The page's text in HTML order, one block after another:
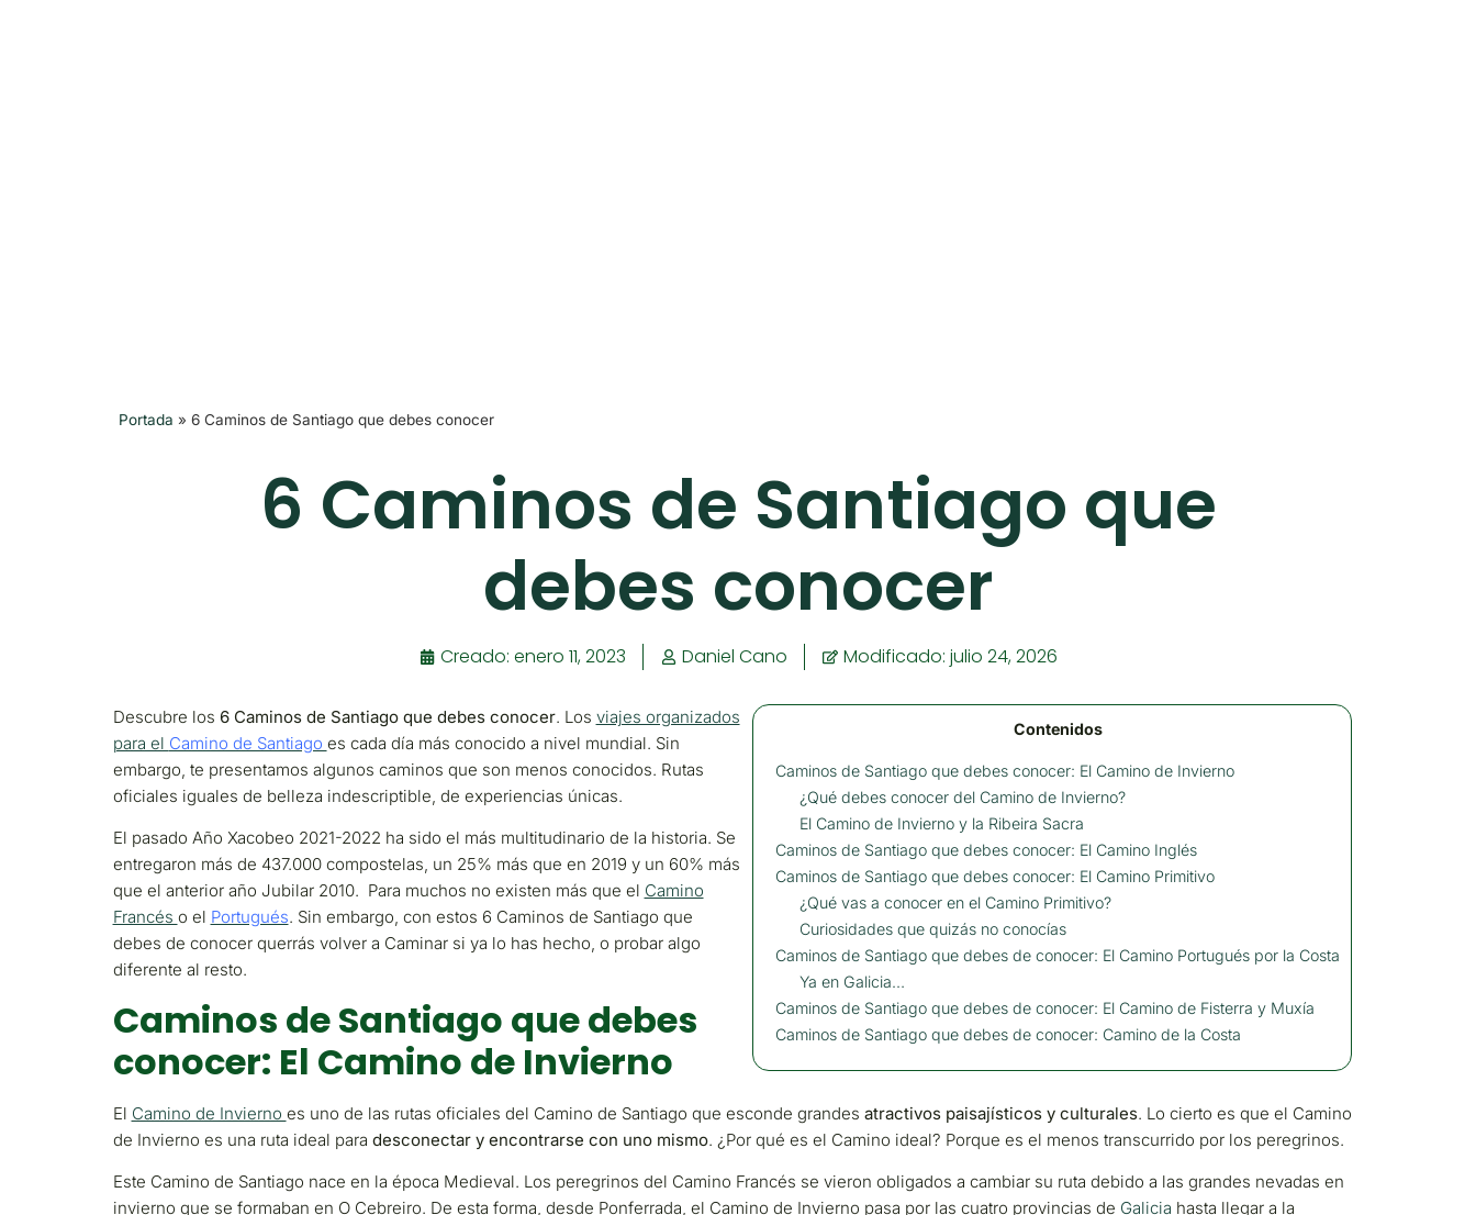
Portada » 6 Caminos de Santiago que debes conocer
6 Caminos de Santiago que
debes conocer
Creado: enero 11, 2023 Daniel Cano Modificado: julio 24, 2026
Contenidos
Caminos de Santiago que debes conocer: El Camino de Invierno
¿Qué debes conocer del Camino de Invierno?
El Camino de Invierno y la Ribeira Sacra
Caminos de Santiago que debes conocer: El Camino Inglés
Caminos de Santiago que debes conocer: El Camino Primitivo
¿Qué vas a conocer en el Camino Primitivo?
Curiosidades que quizás no conocías
Caminos de Santiago que debes de conocer: El Camino Portugués por la Costa
Ya en Galicia…
Caminos de Santiago que debes de conocer: El Camino de Fisterra y Muxía
Caminos de Santiago que debes de conocer: Camino de la Costa
Descubre los 6 Caminos de Santiago que debes conocer. Los viajes organizados
para el Camino de Santiago es cada día más conocido a nivel mundial. Sin
embargo, te presentamos algunos caminos que son menos conocidos. Rutas
oficiales iguales de belleza indescriptible, de experiencias únicas.
El pasado Año Xacobeo 2021-2022 ha sido el más multitudinario de la historia. Se
entregaron más de 437.000 compostelas, un 25% más que en 2019 y un 60% más
que el anterior año Jubilar 2010. Para muchos no existen más que el Camino
Francés o el Portugués. Sin embargo, con estos 6 Caminos de Santiago que
debes de conocer querrás volver a Caminar si ya lo has hecho, o probar algo
diferente al resto.
Caminos de Santiago que debes
conocer: El Camino de Invierno
El Camino de Invierno es uno de las rutas oficiales del Camino de Santiago que esconde grandes atractivos paisajísticos y culturales. Lo cierto es que el Camino
de Invierno es una ruta ideal para desconectar y encontrarse con uno mismo. ¿Por qué es el Camino ideal? Porque es el menos transcurrido por los peregrinos.
Este Camino de Santiago nace en la época Medieval. Los peregrinos del Camino Francés se vieron obligados a cambiar su ruta debido a las grandes nevadas en
invierno que se formaban en O Cebreiro. De esta forma, desde Ponferrada, el Camino de Invierno pasa por las cuatro provincias de Galicia hasta llegar a la